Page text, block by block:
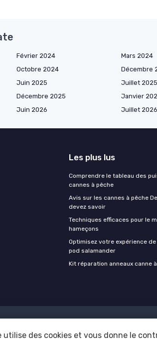
Février 2024 Mars 2024
Octobre 2024 Décembre
Juin 2025 Juillet 2025
Décembre 2025 Janvier
Juin 2026 Juillet 2026
Les plus lus
Comprendre le tableau des
cannes à pêche
Avis sur les cannes à pêche
devez savoir
Techniques efficaces pour le
hameçons
Optimisez votre expérience
pod salamander
Kit réparation anneaux canne
utilise des cookies et vous donne le